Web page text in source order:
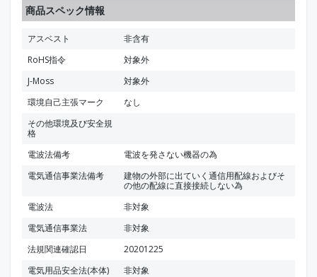
商品スペック情報
アスベスト
非含有
RoHS指令
対象外
J-Moss
対象外
環境自己主張マーク
なし
その他環境及び安全規
格
電波法備考
電波を発さない機器の為
電気通信事業法備考
建物の外部に出ていく通信用配線およびそ
の他の配線に直接接続しない為
電波法
非対象
電気通信事業法
非対象
法規関連確認日
20201225
電気用品安全法(本体)
非対象